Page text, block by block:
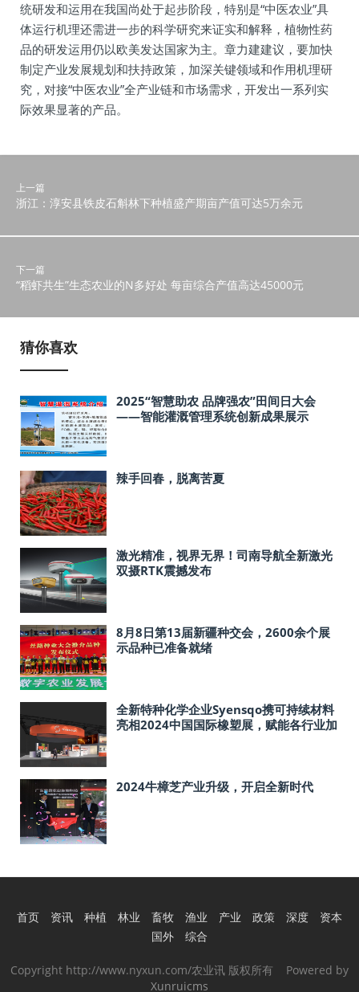
统研发和运用在我国尚处于起步阶段，特别是“中医农业”具
体运行机理还需进一步的科学研究来证实和解释，植物性药
品的研发运用仍以欧美发达国家为主。章力建建议，要加快
制定产业发展规划和扶持政策，加深关键领域和作用机理研
究，对接“中医农业”全产业链和市场需求，开发出一系列实
际效果显著的产品。
上一篇
浙江：淳安县铁皮石斛林下种植盛产期亩产值可达5万余元
下一篇
“稻虾共生”生态农业的N多好处 每亩综合产值高达45000元
猜你喜欢
2025“智慧助农 品牌强农”田间日大会
——智能灌溉管理系统创新成果展示
辣手回春，脱离苦夏
激光精准，视界无界！司南导航全新激光
双摄RTK震撼发布
8月8日第13届新疆种交会，2600余个展
示品种已准备就绪
全新特种化学企业Syensqo携可持续材料
亮相2024中国国际橡塑展，赋能各行业加
2024牛樟芝产业升级，开启全新时代
首页 资讯 种植 林业 畜牧 渔业 产业 政策 深度
资本
国外
综合
Copyright http://www.nyxun.com/农业讯 版权所有 Powered by
Xunruicms